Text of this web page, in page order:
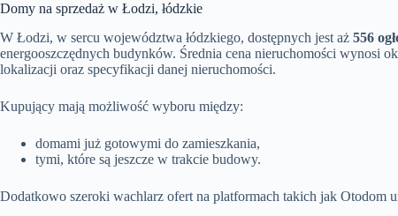
Domy na sprzedaż w Łodzi, łódzkie
W Łodzi, w sercu województwa łódzkiego, dostępnych jest aż 556
energooszczędnych budynków. Średnia cena nieruchomości wynosi
lokalizacji oraz specyfikacji danej nieruchomości.
Kupujący mają możliwość wyboru między:
domami już gotowymi do zamieszkania,
tymi, które są jeszcze w trakcie budowy.
Dodatkowo szeroki wachlarz ofert na platformach takich jak Otodom